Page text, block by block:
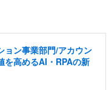
ョン事業部門/アカウン
を高めるAI・RPAの新